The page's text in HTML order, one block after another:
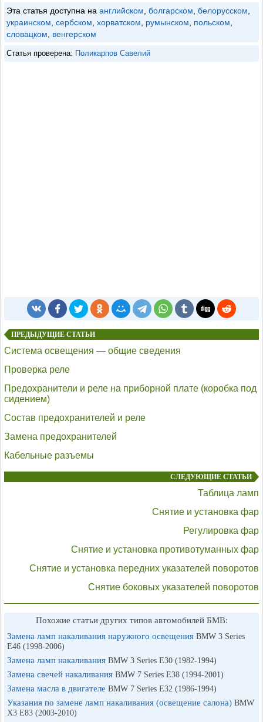
Эта статья доступна на английском, болгарском, белорусском,
украинском, сербском, хорватском, румынском, польском,
словацком, венгерском
Статья проверена: Поликарпов Савелий
ПРЕДЫДУЩИЕ СТАТЬИ
Система освещения — общие сведения
Проверка реле
Предохранители и реле на приборной плате (коробка под
сидением)
Состав предохранителей и реле
Замена предохранителей
Кабельные разъемы
СЛЕДУЮЩИЕ СТАТЬИ
Таблица ламп
Снятие и установка фар
Регулировка фар
Снятие и установка противотуманных фар
Снятие и установка передних указателей поворотов
Снятие боковых указателей поворотов
Похожие статьи других типов автомобилей БМВ:
Замена ламп накаливания наружного освещения BMW 3 Series
E46 (1998-2006)
Замена ламп накаливания BMW 3 Series E30 (1982-1994)
Замена свечей накаливания BMW 7 Series E38 (1994-2001)
Замена масла в двигателе BMW 7 Series E32 (1986-1994)
Указания по замене ламп накаливания (освещение салона) BMW
X3 E83 (2003-2010)